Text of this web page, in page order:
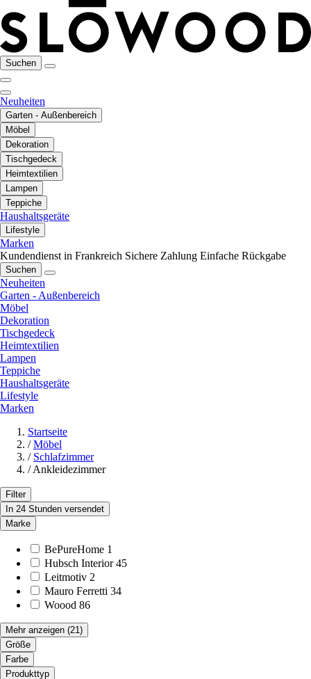
Suchen
Neuheiten
Garten - Außenbereich
Möbel
Dekoration
Tischgedeck
Heimtextilien
Lampen
Teppiche
Haushaltsgeräte
Lifestyle
Marken
Kundendienst in Frankreich Sichere Zahlung Einfache Rückgabe
Suchen
Neuheiten
Garten - Außenbereich
Möbel
Dekoration
Tischgedeck
Heimtextilien
Lampen
Teppiche
Haushaltsgeräte
Lifestyle
Marken
Startseite
/ Möbel
/ Schlafzimmer
/ Ankleidezimmer
Filter
In 24 Stunden versendet
Marke
BePureHome 1
Hubsch Interior 45
Leitmotiv 2
Mauro Ferretti 34
Woood 86
Mehr anzeigen (21)
Größe
Farbe
Produkttyp